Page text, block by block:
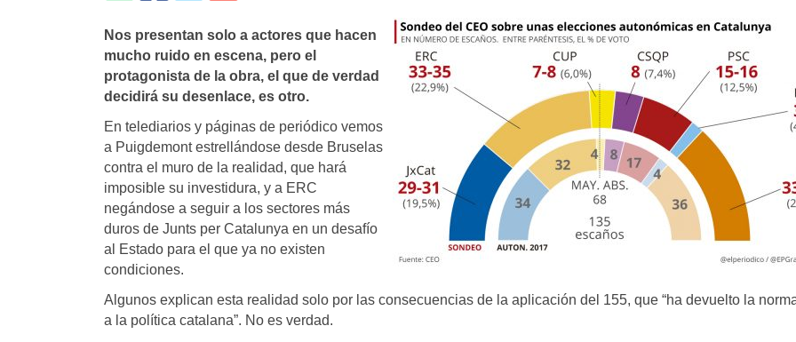
Nos presentan solo a actores que hacen
mucho ruido en escena, pero el
protagonista de la obra, el que de verdad
decidirá su desenlace, es otro.
En telediarios y páginas de periódico vemos
a Puigdemont estrellándose desde Bruselas
contra el muro de la realidad, que hará
imposible su investidura, y a ERC
negándose a seguir a los sectores más
duros de Junts per Catalunya en un desafío
al Estado para el que ya no existen
condiciones.
Algunos explican esta realidad solo por las consecuencias de la aplicación del 155, que “ha devuelto la
a la política catalana”. No es verdad.